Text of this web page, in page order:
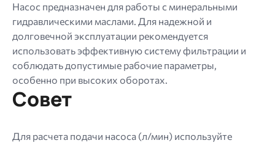
Насос предназначен для работы с минеральными
гидравлическими маслами. Для надежной и
долговечной эксплуатации рекомендуется
использовать эффективную систему фильтрации и
соблюдать допустимые рабочие параметры,
особенно при высоких оборотах.
Совет
Для расчета подачи насоса (л/мин) используйте